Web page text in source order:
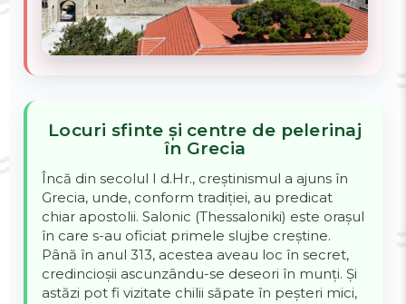
Locuri sfinte și centre de pelerinaj
în Grecia
Încă din secolul I d.Hr., creștinismul a ajuns în
Grecia, unde, conform tradiției, au predicat
chiar apostolii. Salonic (Thessaloniki) este orașul
în care s-au oficiat primele slujbe creștine.
Până în anul 313, acestea aveau loc în secret,
credincioșii ascunzându-se deseori în munți. Și
astăzi pot fi vizitate chilii săpate în peșteri mici,